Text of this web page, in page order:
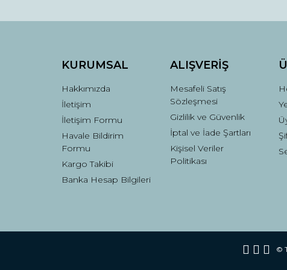
Bu ürüne benzer farklı alternatifler olmalı.
KURUMSAL
Hakkımızda
İletişim
İletişim Formu
Havale Bildirim
Formu
Kargo Takibi
Banka Hesap Bilgileri
ALIŞVERİŞ
Mesafeli Satış
Sözleşmesi
Gizlilik ve Güvenlik
İptal ve İade Şartları
Kişisel Veriler
Politikası
©